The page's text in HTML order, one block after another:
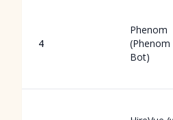
4
Phenom
(Phenom
Bot)